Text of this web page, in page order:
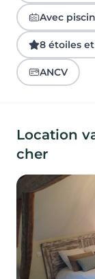
Avec
8 étoiles
ANCV
Location
cher